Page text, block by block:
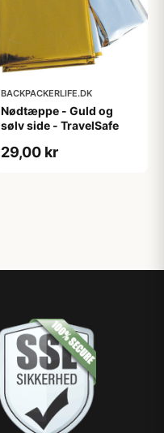
BACKPACKERLIFE.DK
Nødtæppe - Guld og
sølv side - TravelSafe
29,00 kr